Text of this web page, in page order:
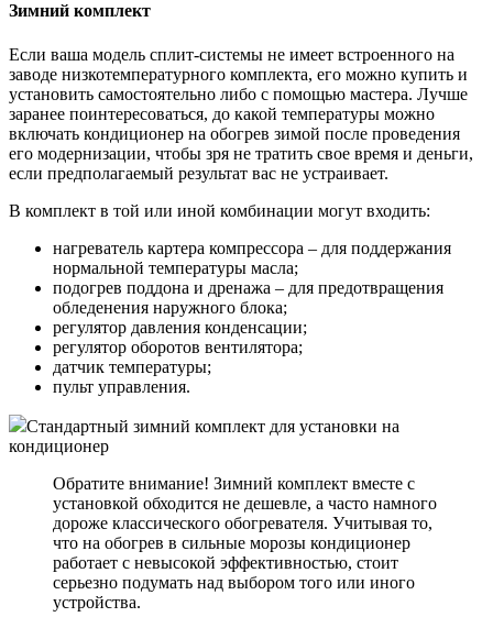
Зимний комплект
Если ваша модель сплит-системы не имеет встроенного на
заводе низкотемпературного комплекта, его можно купить и
установить самостоятельно либо с помощью мастера. Лучше
заранее поинтересоваться, до какой температуры можно
включать кондиционер на обогрев зимой после проведения
его модернизации, чтобы зря не тратить свое время и деньги,
если предполагаемый результат вас не устраивает.
В комплект в той или иной комбинации могут входить:
нагреватель картера компрессора – для поддержания
нормальной температуры масла;
подогрев поддона и дренажа – для предотвращения
обледенения наружного блока;
регулятор давления конденсации;
регулятор оборотов вентилятора;
датчик температуры;
пульт управления.
Стандартный зимний комплект для установки на
кондиционер
Обратите внимание! Зимний комплект вместе с
установкой обходится не дешевле, а часто намного
дороже классического обогревателя. Учитывая то,
что на обогрев в сильные морозы кондиционер
работает с невысокой эффективностью, стоит
серьезно подумать над выбором того или иного
устройства.